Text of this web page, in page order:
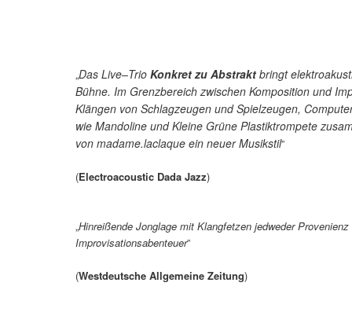
„Das Live–Trio Konkret zu Abstrakt bringt
Bühne. Im Grenzbereich zwischen Komposition und
Klängen von Schlagzeugen und Spielzeugen,
wie Mandoline und Kleine Grüne Plastiktrompete
von madame.laclaque ein neuer Musikstil”
(Electroacoustic Dada Jazz)
„Hinreißende Jonglage mit Klangfetzen jedweder
Improvisationsabenteuer”
(Westdeutsche Allgemeine Zeitung)